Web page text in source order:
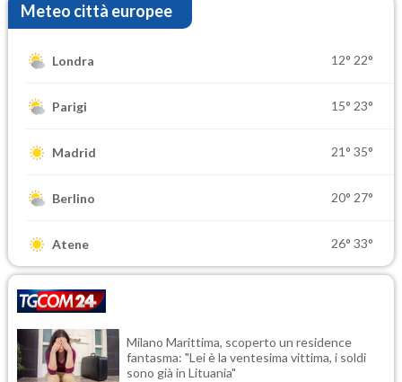
Meteo città europee
Londra 12° 22°
Parigi 15° 23°
Madrid 21° 35°
Berlino 20° 27°
Atene 26° 33°
Milano Marittima, scoperto un residence
fantasma: "Lei è la ventesima vittima, i soldi
sono già in Lituania"